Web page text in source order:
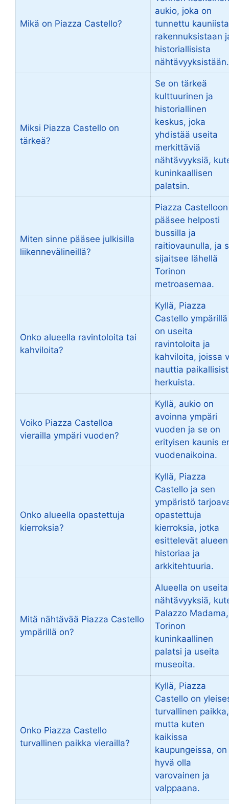
Mikä on Piazza Castello?
aukio, joka on
tunnettu kauniista
rakennuksistaan
historiallisista
nähtävyyksistään.
Miksi Piazza Castello on
tärkeä?
Se on tärkeä
kulttuurinen ja
historiallinen
keskus, joka
yhdistää useita
merkittäviä
nähtävyyksiä,
kuninkaallisen
palatsin.
Miten sinne pääsee julkisilla
liikennevälineillä?
Piazza Castelloon
pääsee helposti
bussilla ja
raitiovaunulla, ja
sijaitsee lähellä
Torinon
metroasemaa.
Onko alueella ravintoloita tai
kahviloita?
Kyllä, Piazza
Castello ympärillä
on useita
ravintoloita ja
kahviloita, joissa
nauttia
herkuista.
Voiko Piazza Castelloa
vierailla ympäri vuoden?
Kyllä, aukio on
avoinna ympäri
vuoden ja se on
erityisen kaunis
vuodenaikoina.
Onko alueella opastettuja
kierroksia?
Kyllä, Piazza
Castello ja sen
ympäristö
opastettuja
kierroksia, jotka
esittelevät alueen
historiaa ja
arkkitehtuuria.
Mitä nähtävää Piazza Castello
ympärillä on?
Alueella on useita
nähtävyyksiä,
Palazzo Madama,
Torinon
kuninkaallinen
palatsi ja useita
museoita.
Onko Piazza Castello
turvallinen paikka vierailla?
Kyllä, Piazza
Castello on
turvallinen paikka,
mutta kuten
kaikissa
kaupungeissa, on
hyvä olla
varovainen ja
valppaana.